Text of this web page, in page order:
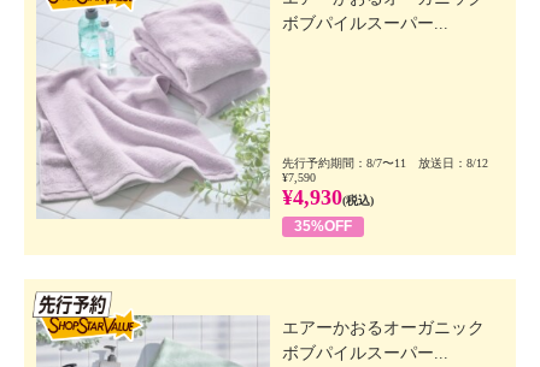
ボブパイルスーパー...
先行予約期間：8/7〜11 放送日：8/12
¥7,590
¥4,930(税込)
35%OFF
エアーかおるオーガニック
ボブパイルスーパー...